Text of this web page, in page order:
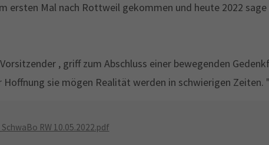
ersten Mal nach Rottweil gekommen und heute 2022
, griff zum Abschluss einer bewegenden
Hoffnung sie mögen Realität werden in schwierigen Zeiten. "
RW 10.05.2022.pdf